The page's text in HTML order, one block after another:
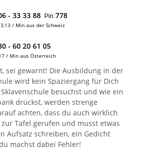
- 33 33 88 Pin:778
3,13 / Min aus der Schweiz
- 60 20 61 05
/ Min aus Österreich
sei gewarnt! Die Ausbildung in der
wird kein Spaziergang für Dich
besuchst und wie ein
drückst, werden strenge
achten, dass du auch wirklich
Tafel gerufen und musst etwas
Aufsatz schreiben, ein Gedicht
machst dabei Fehler!